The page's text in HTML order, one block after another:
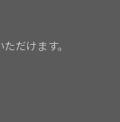
だけます。